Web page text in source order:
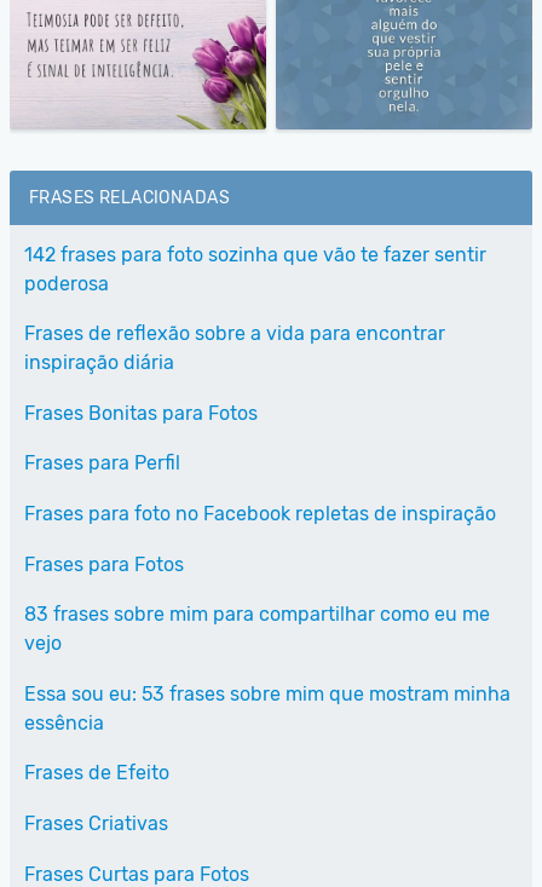
FRASES RELACIONADAS
142 frases para foto sozinha que vão te fazer sentir
poderosa
Frases de reflexão sobre a vida para encontrar
inspiração diária
Frases Bonitas para Fotos
Frases para Perfil
Frases para foto no Facebook repletas de inspiração
Frases para Fotos
83 frases sobre mim para compartilhar como eu me
vejo
Essa sou eu: 53 frases sobre mim que mostram minha
essência
Frases de Efeito
Frases Criativas
Frases Curtas para Fotos